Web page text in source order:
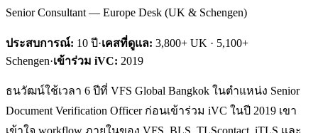
Senior Consultant — Europe Desk (UK & Schengen)
ประสบการณ์: 10 ปี·เคสที่ดูแล: 3,800+ UK · 5,100+
Schengen·เข้าร่วม iVC: 2019
ธนวัฒน์ใช้เวลา 6 ปีที่ VFS Global Bangkok ในตำแหน่ง Senior
Document Verification Officer ก่อนเข้าร่วม iVC ในปี 2019 เขา
เข้าใจ workflow ภายในของ VFS, BLS, TLScontact, iTLS และ